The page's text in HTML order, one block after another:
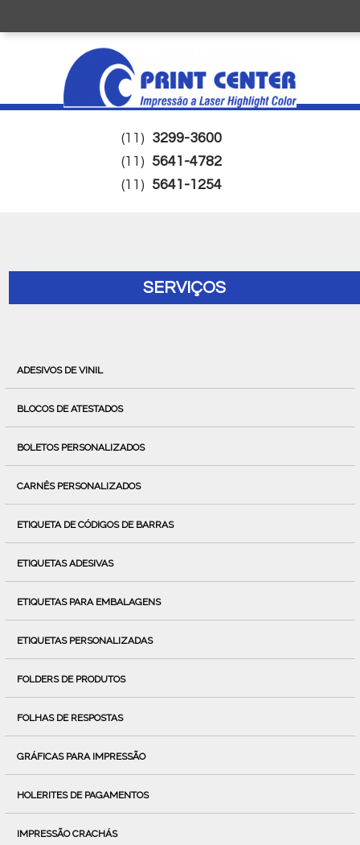
(11) 3299-3600
(11) 5641-4782
(11) 5641-1254
SERVIÇOS
ADESIVOS DE VINIL
BLOCOS DE ATESTADOS
BOLETOS PERSONALIZADOS
CARNÊS PERSONALIZADOS
ETIQUETA DE CÓDIGOS DE BARRAS
ETIQUETAS ADESIVAS
ETIQUETAS PARA EMBALAGENS
ETIQUETAS PERSONALIZADAS
FOLDERS DE PRODUTOS
FOLHAS DE RESPOSTAS
GRÁFICAS PARA IMPRESSÃO
HOLERITES DE PAGAMENTOS
IMPRESSÃO CRACHÁS